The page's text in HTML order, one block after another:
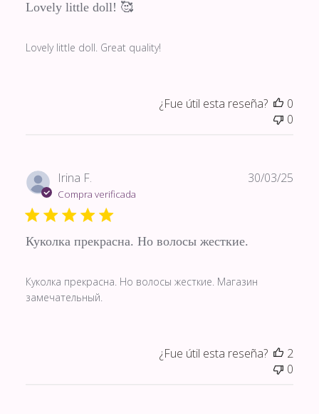
Lovely little doll! 🥰
Lovely little doll. Great quality!
¿Fue útil esta reseña?
0
0
Irina F.
Compra verificada
Куколка прекрасна. Но волосы жесткие.
Куколка прекрасна. Но волосы жесткие. Магазин
замечательный.
30/03/25
¿Fue útil esta reseña?
2
0